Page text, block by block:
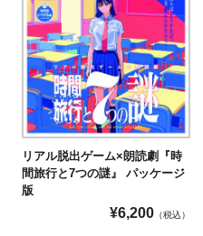
以下に該当される方は
をお楽しみいただけな
スマートフォンやパ
の画面を長時間見るの
緊張を誘うような演
リアル脱出ゲーム×朗読劇『時
間旅行と7つの謎』 パッケージ
版
¥6,200 （税込）